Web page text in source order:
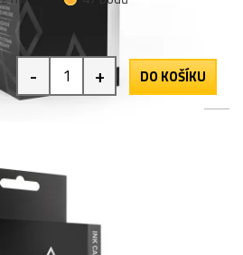
- + DO KOŠÍKU